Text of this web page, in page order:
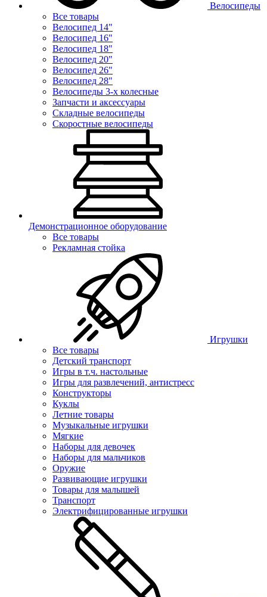
Велосипеды
Все товары
Велосипед 14"
Велосипед 16"
Велосипед 18"
Велосипед 20"
Велосипед 26"
Велосипед 28"
Велосипеды 3-х колесные
Запчасти и аксессуары
Складные велосипеды
Скоростные велосипеды
Демонстрационное оборудование
Все товары
Рекламная стойка
Игрушки
Все товары
Детский транспорт
Игры в т.ч. настольные
Игры для развлечений, антистресс
Конструкторы
Куклы
Летние товары
Музыкальные игрушки
Мягкие
Наборы для девочек
Наборы для мальчиков
Оружие
Развивающие игрушки
Товары для малышей
Транспорт
Электрифицированные игрушки